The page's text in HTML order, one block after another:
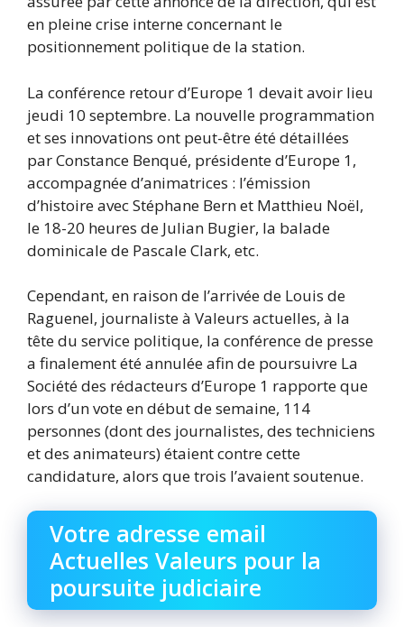
en pleine crise interne concernant le
positionnement politique de la station.
La conférence retour d’Europe 1 devait avoir lieu
jeudi 10 septembre. La nouvelle programmation
et ses innovations ont peut-être été détaillées
par Constance Benqué, présidente d’Europe 1,
accompagnée d’animatrices : l’émission
d’histoire avec Stéphane Bern et Matthieu Noël,
le 18-20 heures de Julian Bugier, la balade
dominicale de Pascale Clark, etc.
Cependant, en raison de l’arrivée de Louis de
Raguenel, journaliste à Valeurs actuelles, à la
tête du service politique, la conférence de presse
a finalement été annulée afin de poursuivre La
Société des rédacteurs d’Europe 1 rapporte que
lors d’un vote en début de semaine, 114
personnes (dont des journalistes, des techniciens
et des animateurs) étaient contre cette
candidature, alors que trois l’avaient soutenue.
Votre adresse email
Actuelles Valeurs pour la
poursuite judiciaire